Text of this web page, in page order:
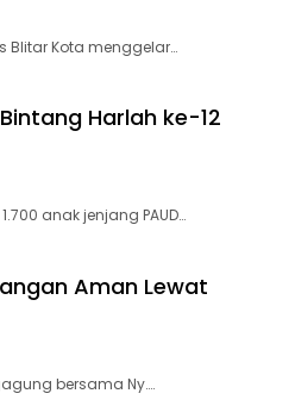
Blitar Kota menggelar…
Harlah ke-12
anak jenjang PAUD…
Aman Lewat
bersama Ny….